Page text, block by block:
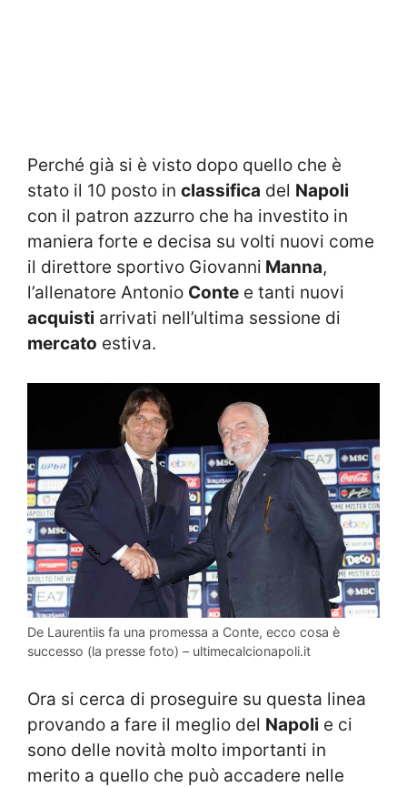
Perché già si è visto dopo quello che è
stato il 10 posto in classifica del Napoli
con il patron azzurro che ha investito in
maniera forte e decisa su volti nuovi come
il direttore sportivo Giovanni Manna,
l’allenatore Antonio Conte e tanti nuovi
acquisti arrivati nell’ultima sessione di
mercato estiva.
De Laurentiis fa una promessa a Conte, ecco cosa è
successo (la presse foto) – ultimecalcionapoli.it
Ora si cerca di proseguire su questa linea
provando a fare il meglio del Napoli e ci
sono delle novità molto importanti in
merito a quello che può accadere nelle